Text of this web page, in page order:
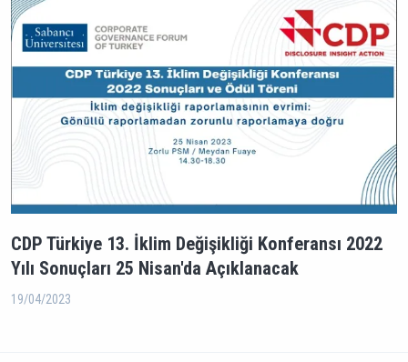
CDP Türkiye 13. İklim Değişikliği Konferansı 2022
Yılı Sonuçları 25 Nisan'da Açıklanacak
19/04/2023